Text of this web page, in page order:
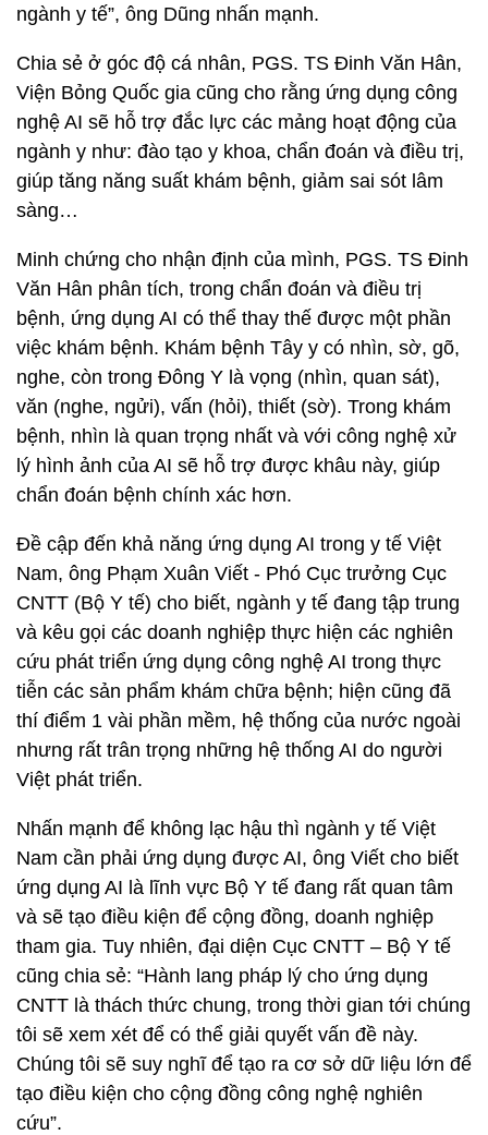
ngành y tế”, ông Dũng nhấn mạnh.
Chia sẻ ở góc độ cá nhân, PGS. TS Đinh Văn Hân,
Viện Bỏng Quốc gia cũng cho rằng ứng dụng công
nghệ AI sẽ hỗ trợ đắc lực các mảng hoạt động của
ngành y như: đào tạo y khoa, chẩn đoán và điều trị,
giúp tăng năng suất khám bệnh, giảm sai sót lâm
sàng…
Minh chứng cho nhận định của mình, PGS. TS Đinh
Văn Hân phân tích, trong chẩn đoán và điều trị
bệnh, ứng dụng AI có thể thay thế được một phần
việc khám bệnh. Khám bệnh Tây y có nhìn, sờ, gõ,
nghe, còn trong Đông Y là vọng (nhìn, quan sát),
văn (nghe, ngửi), vấn (hỏi), thiết (sờ). Trong khám
bệnh, nhìn là quan trọng nhất và với công nghệ xử
lý hình ảnh của AI sẽ hỗ trợ được khâu này, giúp
chẩn đoán bệnh chính xác hơn.
Đề cập đến khả năng ứng dụng AI trong y tế Việt
Nam, ông Phạm Xuân Viết - Phó Cục trưởng Cục
CNTT (Bộ Y tế) cho biết, ngành y tế đang tập trung
và kêu gọi các doanh nghiệp thực hiện các nghiên
cứu phát triển ứng dụng công nghệ AI trong thực
tiễn các sản phẩm khám chữa bệnh; hiện cũng đã
thí điểm 1 vài phần mềm, hệ thống của nước ngoài
nhưng rất trân trọng những hệ thống AI do người
Việt phát triển.
Nhấn mạnh để không lạc hậu thì ngành y tế Việt
Nam cần phải ứng dụng được AI, ông Viết cho biết
ứng dụng AI là lĩnh vực Bộ Y tế đang rất quan tâm
và sẽ tạo điều kiện để cộng đồng, doanh nghiệp
tham gia. Tuy nhiên, đại diện Cục CNTT – Bộ Y tế
cũng chia sẻ: “Hành lang pháp lý cho ứng dụng
CNTT là thách thức chung, trong thời gian tới chúng
tôi sẽ xem xét để có thể giải quyết vấn đề này.
Chúng tôi sẽ suy nghĩ để tạo ra cơ sở dữ liệu lớn để
tạo điều kiện cho cộng đồng công nghệ nghiên
cứu”.